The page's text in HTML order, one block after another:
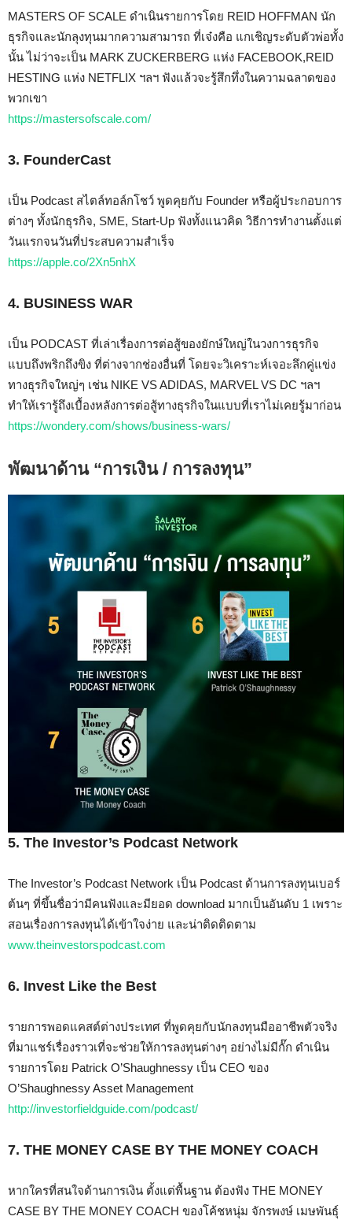
MASTERS OF SCALE ดำเนินรายการโดย REID HOFFMAN นัก
ธุรกิจและนักลุงทุนมากความสามารถ ที่เจ๋งคือ แกเชิญระดับตัวพ่อทั้ง
นั้น ไม่ว่าจะเป็น MARK ZUCKERBERG แห่ง FACEBOOK,REID
HESTING แห่ง NETFLIX ฯลฯ ฟังแล้วจะรู้สึกทึ่งในความฉลาดของ
พวกเขา
https://mastersofscale.com/
3. FounderCast
เป็น Podcast สไตล์ทอล์กโชว์ พูดคุยกับ Founder หรือผู้ประกอบการ
ต่างๆ ทั้งนักธุรกิจ, SME, Start-Up ฟังทั้งแนวคิด วิธีการทำงานตั้งแต่
วันแรกจนวันที่ประสบความสำเร็จ
https://apple.co/2Xn5nhX
4. BUSINESS WAR
เป็น PODCAST ที่เล่าเรื่องการต่อสู้ของยักษ์ใหญ่ในวงการธุรกิจ
แบบถึงพริกถึงขิง ที่ต่างจากช่องอื่นที่ โดยจะวิเคราะห์เจอะลึกคู่แข่ง
ทางธุรกิจใหญ่ๆ เช่น NIKE VS ADIDAS, MARVEL VS DC ฯลฯ
ทำให้เรารู้ถึงเบื้องหลังการต่อสู้ทางธุรกิจในแบบที่เราไม่เคยรู้มาก่อน
https://wondery.com/shows/business-wars/
พัฒนาด้าน “การเงิน / การลงทุน”
5. The Investor’s Podcast Network
The Investor’s Podcast Network เป็น Podcast ด้านการลงทุนเบอร์
ต้นๆ ที่ขึ้นชื่อว่ามีคนฟังและมียอด download มากเป็นอันดับ 1 เพราะ
สอนเรื่องการลงทุนได้เข้าใจง่าย และน่าติดติดตาม
www.theinvestorspodcast.com
6. Invest Like the Best
รายการพอดแคสต์ต่างประเทศ ที่พูดคุยกับนักลงทุนมืออาชีพตัวจริง
ที่มาแชร์เรื่องราวเที่จะช่วยให้การลงทุนต่างๆ อย่างไม่มีกั๊ก ดำเนิน
รายการโดย Patrick O’Shaughnessy เป็น CEO ของ
O’Shaughnessy Asset Management
http://investorfieldguide.com/podcast/
7. THE MONEY CASE BY THE MONEY COACH
หากใครที่สนใจด้านการเงิน ตั้งแต่พื้นฐาน ต้องฟัง THE MONEY
CASE BY THE MONEY COACH ของโค้ชหนุ่ม จักรพงษ์ เมษพันธุ์